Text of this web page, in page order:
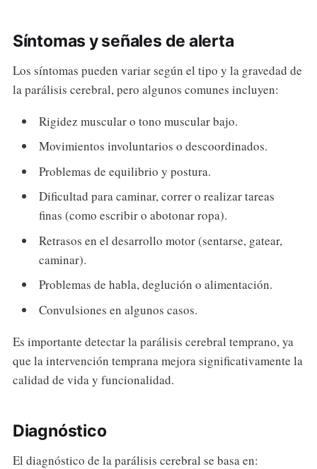
Síntomas y señales de alerta
Los síntomas pueden variar según el tipo y la gravedad de
la parálisis cerebral, pero algunos comunes incluyen:
Rigidez muscular o tono muscular bajo.
Movimientos involuntarios o descoordinados.
Problemas de equilibrio y postura.
Dificultad para caminar, correr o realizar tareas
finas (como escribir o abotonar ropa).
Retrasos en el desarrollo motor (sentarse, gatear,
caminar).
Problemas de habla, deglución o alimentación.
Convulsiones en algunos casos.
Es importante detectar la parálisis cerebral temprano, ya
que la intervención temprana mejora significativamente la
calidad de vida y funcionalidad.
Diagnóstico
El diagnóstico de la parálisis cerebral se basa en: